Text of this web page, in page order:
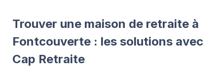
Trouver une maison de retraite à
Fontcouverte : les solutions avec
Cap Retraite